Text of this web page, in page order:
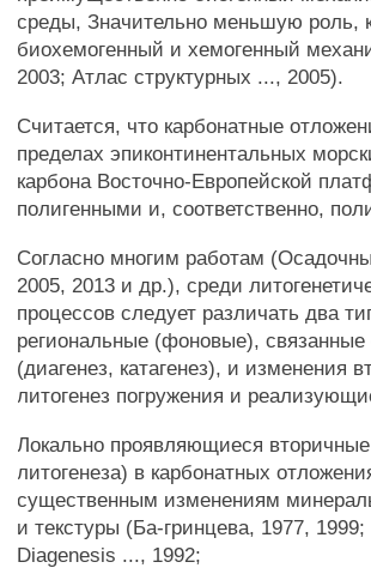
среды, Значительно меньшую роль,
биохемогенный и хемогенный
2003; Атлас структурных ..., 2005).
Считается, что карбонатные
пределах эпиконтинентальных
карбона Восточно-Европейской
полигенными и, соответственно,
Согласно многим работам
2005, 2013 и др.), среди
процессов следует различать два
региональные (фоновые),
(диагенез, катагенез), и изменения
литогенез погружения и
Локально проявляющиеся
литогенеза) в карбонатных
существенным изменениям
и текстуры (Ба-гринцева, 1977,
Diagenesis ..., 1992;